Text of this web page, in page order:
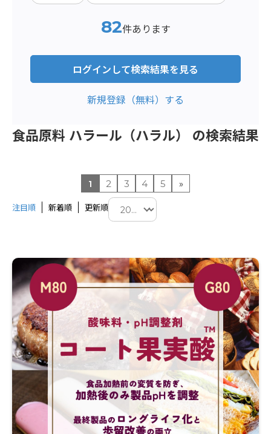
82件あります
ログインして検索結果を見る
新規登録（無料）する
食品原料 ハラール（ハラル） の検索結果
1 2 3 4 5 »
注目順 新着順 更新順